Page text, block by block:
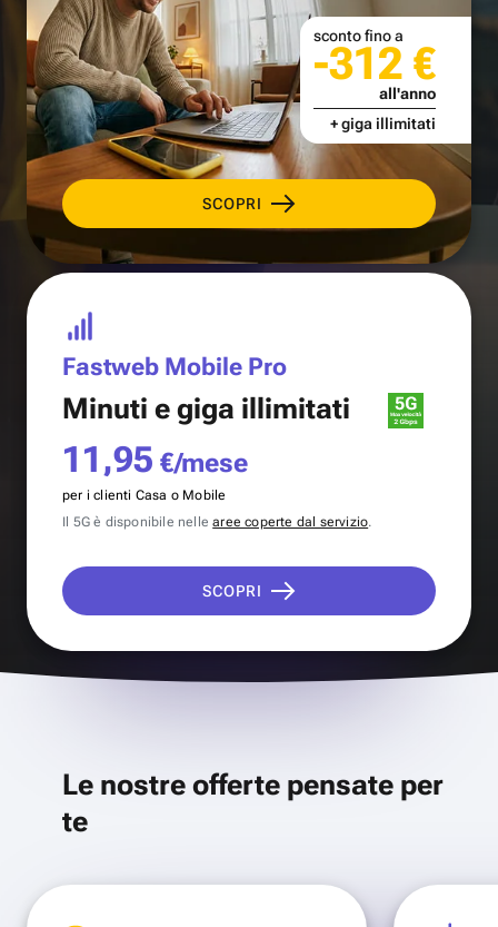
SCOPRI
sconto fino a
-312 €
all'anno
+ giga illimitati
Fastweb Mobile Pro
Minuti e giga illimitati
11,95 €/mese
per i clienti Casa o Mobile
Il 5G è disponibile nellearee coperte dal servizio.
SCOPRI
Le nostre offerte pensate per
te